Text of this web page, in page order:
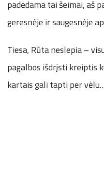
padėdama tai šeimai, aš
geresnėje ir saugesnėje
Tiesa, Rūta neslepia –
pagalbos išdrįsti kreiptis
kartais gali tapti per